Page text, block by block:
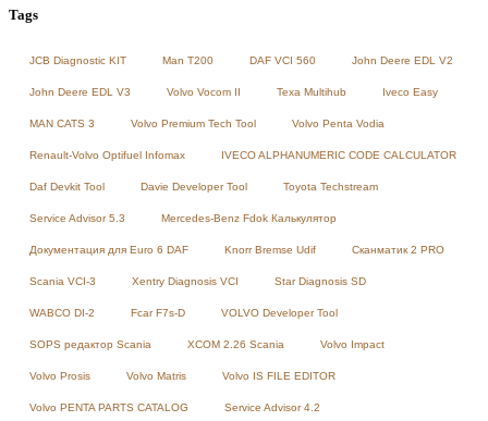
Tags
JCB Diagnostic KIT Man T200 DAF VCI 560 John Deere EDL V2
John Deere EDL V3 Volvo Vocom II Texa Multihub Iveco Easy
MAN CATS 3 Volvo Premium Tech Tool Volvo Penta Vodia
Renault-Volvo Optifuel Infomax IVECO ALPHANUMERIC CODE CALCULATOR
Daf Devkit Tool Davie Developer Tool Toyota Techstream
Service Advisor 5.3 Mercedes-Benz Fdok Калькулятор
Документация для Euro 6 DAF Knorr Bremse Udif Сканматик 2 PRO
Scania VCI-3 Xentry Diagnosis VCI Star Diagnosis SD
WABCO DI-2 Fcar F7s-D VOLVO Developer Tool
SOPS редактор Scania XCOM 2.26 Scania Volvo Impact
Volvo Prosis Volvo Matris Volvo IS FILE EDITOR
Volvo PENTA PARTS CATALOG Service Advisor 4.2